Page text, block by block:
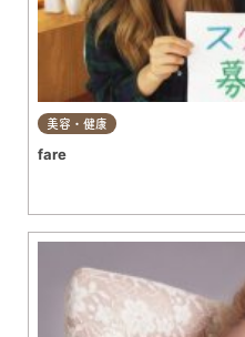
美容・健康
fare